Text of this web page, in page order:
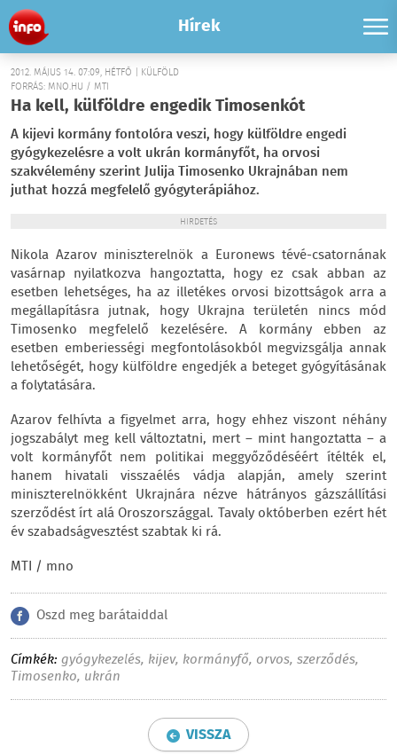
Hírek
2012. MÁJUS 14. 07:09, HÉTFŐ | KÜLFÖLD
FORRÁS: MNO.HU / MTI
Ha kell, külföldre engedik Timosenkót
A kijevi kormány fontolóra veszi, hogy külföldre engedi
gyógykezelésre a volt ukrán kormányfőt, ha orvosi
szakvélemény szerint Julija Timosenko Ukrajnában nem
juthat hozzá megfelelő gyógyterápiához.
HIRDETÉS
Nikola Azarov miniszterelnök a Euronews tévé-csatornának
vasárnap nyilatkozva hangoztatta, hogy ez csak abban az
esetben lehetséges, ha az illetékes orvosi bizottságok arra a
megállapításra jutnak, hogy Ukrajna területén nincs mód
Timosenko megfelelő kezelésére. A kormány ebben az
esetben emberiességi megfontolásokból megvizsgálja annak
lehetőségét, hogy külföldre engedjék a beteget gyógyításának
a folytatására.
Azarov felhívta a figyelmet arra, hogy ehhez viszont néhány
jogszabályt meg kell változtatni, mert – mint hangoztatta – a
volt kormányfőt nem politikai meggyőződéséért ítélték el,
hanem hivatali visszaélés vádja alapján, amely szerint
miniszterelnökként Ukrajnára nézve hátrányos gázszállítási
szerződést írt alá Oroszországgal. Tavaly októberben ezért hét
év szabadságvesztést szabtak ki rá.
MTI / mno
Oszd meg barátaiddal
Címkék: gyógykezelés, kijev, kormányfő, orvos, szerződés,
Timosenko, ukrán
VISSZA